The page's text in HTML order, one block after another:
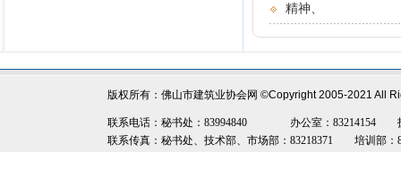
精神、
版权所有：佛山市建筑业协会网 ©Copyright 2005-2021 All
联系电话：秘书处：83994840 办公室：83214154 技
联系传真：秘书处、技术部、市场部：83218371 培训部